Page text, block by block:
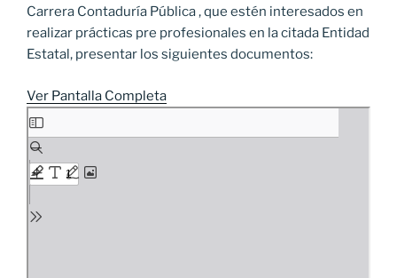
Carrera Contaduría Pública , que estén interesados en
realizar prácticas pre profesionales en la citada Entidad
Estatal, presentar los siguientes documentos:
Ver Pantalla Completa
Saltar
al
contenido
del
PDF